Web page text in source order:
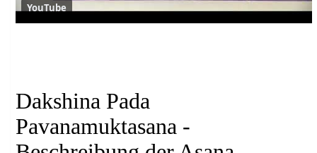
YouTube
Dakshina Pada
Pavanamuktasana -